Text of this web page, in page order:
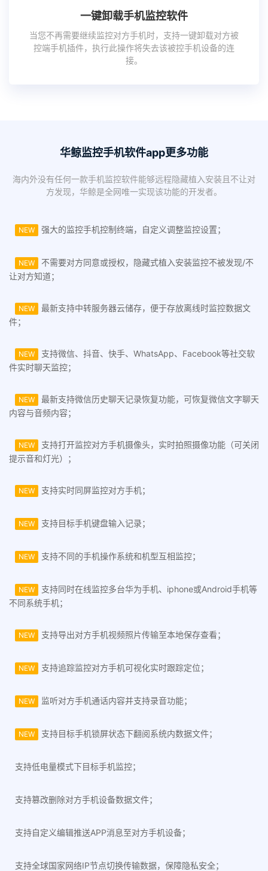
一键卸载手机监控软件
当您不再需要继续监控对方手机时，支持一键卸载对方被
控端手机插件，执行此操作将失去该被控手机设备的连
接。
华鲸监控手机软件app更多功能
海内外没有任何一款手机监控软件能够远程隐藏植入安装且不让对
方发现，华鲸是全网唯一实现该功能的开发者。
NEW 强大的监控手机控制终端，自定义调整监控设置；
NEW
不需要对方同意或授权，隐藏式植入安装监控不被发现/不
让对方知道；
NEW
最新支持中转服务器云储存，便于存放离线时监控数据文
件；
NEW
支持微信、抖音、快手、WhatsApp、Facebook等社交软
件实时聊天监控；
NEW
最新支持微信历史聊天记录恢复功能，可恢复微信文字聊天
内容与音频内容；
NEW
支持打开监控对方手机摄像头，实时拍照摄像功能（可关闭
提示音和灯光）；
NEW 支持实时同屏监控对方手机；
NEW 支持目标手机键盘输入记录；
NEW 支持不同的手机操作系统和机型互相监控；
NEW
支持同时在线监控多台华为手机、iphone或Android手机等
不同系统手机；
NEW 支持导出对方手机视频照片传输至本地保存查看；
NEW 支持追踪监控对方手机可视化实时跟踪定位；
NEW 监听对方手机通话内容并支持录音功能；
NEW 支持目标手机锁屏状态下翻阅系统内数据文件；
支持低电量模式下目标手机监控；
支持篡改删除对方手机设备数据文件；
支持自定义编辑推送APP消息至对方手机设备；
支持全球国家网络IP节点切换传输数据，保障隐私安全；